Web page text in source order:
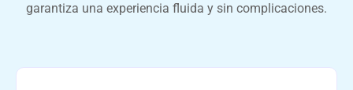
garantiza una experiencia fluida y sin complicaciones.